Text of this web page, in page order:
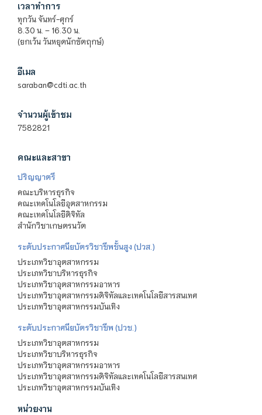
เวลาทำการ
ทุกวัน จันทร์-ศุกร์
8.30 น. – 16.30 น.
(ยกเว้น วันหยุดนักขัตฤกษ์)
อีเมล
saraban@cdti.ac.th
จำนวนผู้เข้าชม
7582821
คณะและสาขา
ปริญญาตรี
คณะบริหารธุรกิจ
คณะเทคโนโลยีอุตสาหกรรม
คณะเทคโนโลยีดิจิทัล
สำนักวิชาเกษตรนวัต
ระดับประกาศนียบัตรวิชาชีพชั้นสูง (ปวส.)
ประเภทวิชาอุตสาหกรรม
ประเภทวิชาบริหารธุรกิจ
ประเภทวิชาอุตสาหกรรมอาหาร
ประเภทวิชาอุตสาหกรรมดิจิทัลและเทคโนโลยีสารสนเทศ
ประเภทวิชาอุตสาหกรรมบันเทิง
ระดับประกาศนียบัตรวิชาชีพ (ปวช.)
ประเภทวิชาอุตสาหกรรม
ประเภทวิชาบริหารธุรกิจ
ประเภทวิชาอุตสาหกรรมอาหาร
ประเภทวิชาอุตสาหกรรมดิจิทัลและเทคโนโลยีสารสนเทศ
ประเภทวิชาอุตสาหกรรมบันเทิง
หน่วยงาน